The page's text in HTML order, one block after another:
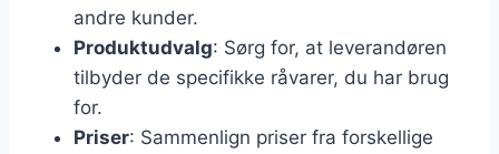
andre kunder.
Produktudvalg: Sørg for, at leverandøren
tilbyder de specifikke råvarer, du har brug
for.
Priser: Sammenlign priser fra forskellige